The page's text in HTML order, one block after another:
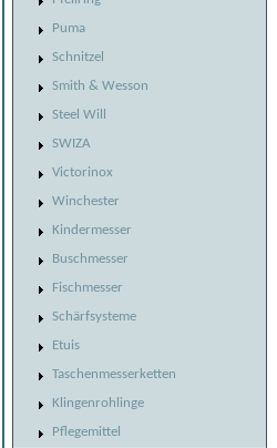
Puma
Schnitzel
Smith & Wesson
Steel Will
SWIZA
Victorinox
Winchester
Kindermesser
Buschmesser
Fischmesser
Schärfsysteme
Etuis
Taschenmesserketten
Klingenrohlinge
Pflegemittel